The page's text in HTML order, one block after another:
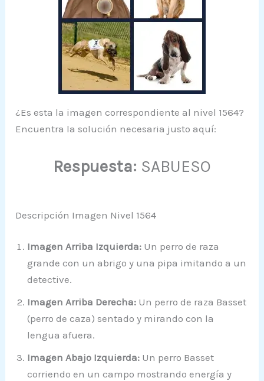
¿Es esta la imagen correspondiente al nivel 1564?
Encuentra la solución necesaria justo aquí:
Respuesta: SABUESO
Descripción Imagen Nivel 1564
Imagen Arriba Izquierda: Un perro de raza
grande con un abrigo y una pipa imitando a un
detective.
Imagen Arriba Derecha: Un perro de raza Basset
(perro de caza) sentado y mirando con la
lengua afuera.
Imagen Abajo Izquierda: Un perro Basset
corriendo en un campo mostrando energía y